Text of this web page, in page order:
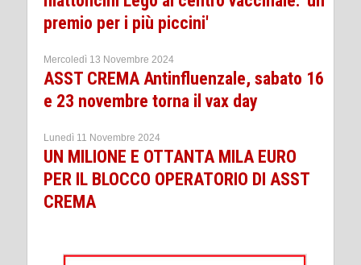
premio per i più piccini'
Mercoledì 13 Novembre 2024
ASST CREMA Antinfluenzale, sabato 16
e 23 novembre torna il vax day
Lunedì 11 Novembre 2024
UN MILIONE E OTTANTA MILA EURO
PER IL BLOCCO OPERATORIO DI ASST
CREMA